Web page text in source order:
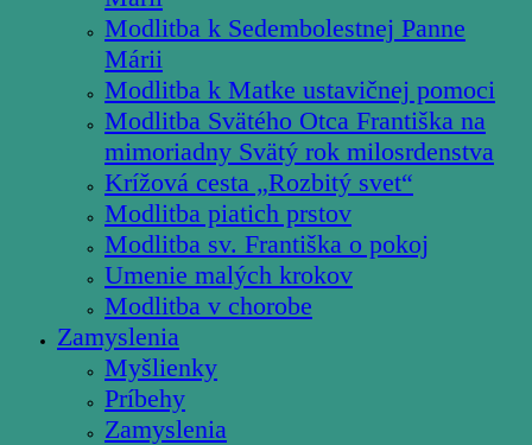
Modlitba k Sedembolestnej Panne
Márii
Modlitba k Matke ustavičnej pomoci
Modlitba Svätého Otca Františka na
mimoriadny Svätý rok milosrdenstva
Krížová cesta „Rozbitý svet“
Modlitba piatich prstov
Modlitba sv. Františka o pokoj
Umenie malých krokov
Modlitba v chorobe
Zamyslenia
Myšlienky
Príbehy
Zamyslenia